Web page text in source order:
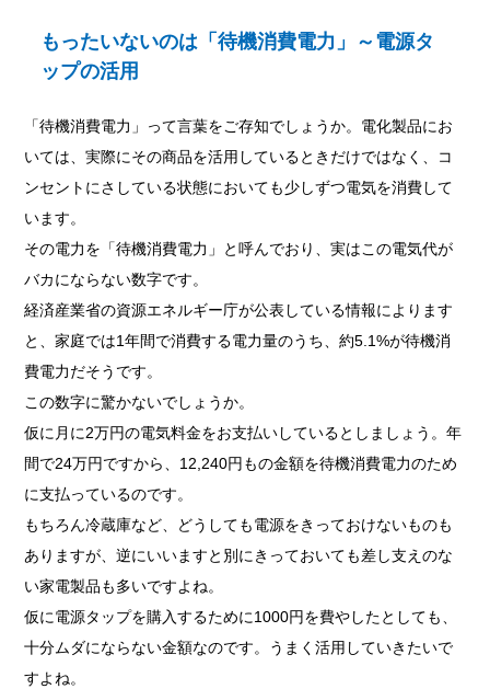
もったいないのは「待機消費電力」～電源タ
ップの活用
「待機消費電力」って言葉をご存知でしょうか。電化製品にお
いては、実際にその商品を活用しているときだけではなく、コ
ンセントにさしている状態においても少しずつ電気を消費して
います。
その電力を「待機消費電力」と呼んでおり、実はこの電気代が
バカにならない数字です。
経済産業省の資源エネルギー庁が公表している情報によります
と、家庭では1年間で消費する電力量のうち、約5.1%が待機消
費電力だそうです。
この数字に驚かないでしょうか。
仮に月に2万円の電気料金をお支払いしているとしましょう。年
間で24万円ですから、12,240円もの金額を待機消費電力のため
に支払っているのです。
もちろん冷蔵庫など、どうしても電源をきっておけないものも
ありますが、逆にいいますと別にきっておいても差し支えのな
い家電製品も多いですよね。
仮に電源タップを購入するために1000円を費やしたとしても、
十分ムダにならない金額なのです。うまく活用していきたいで
すよね。